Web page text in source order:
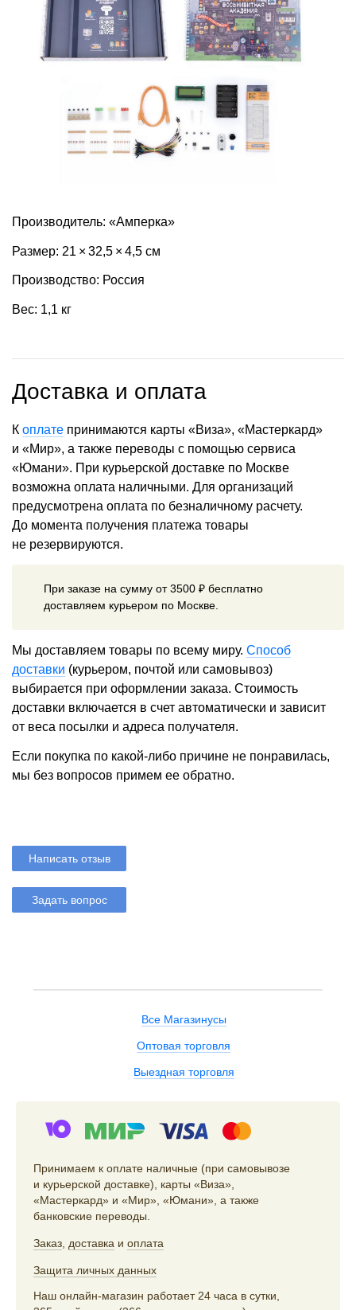
Производитель: «Амперка»
Размер: 21 × 32,5 × 4,5 см
Производство: Россия
Вес: 1,1 кг
Доставка и оплата
К оплате принимаются карты «Виза», «Мастеркард»
и «Мир», а также переводы с помощью сервиса
«Юмани». При курьерской доставке по Москве
возможна оплата наличными. Для организаций
предусмотрена оплата по безналичному расчету.
До момента получения платежа товары
не резервируются.
При заказе на сумму от 3500 ₽ бесплатно
доставляем курьером по Москве.
Мы доставляем товары по всему миру. Способ
доставки (курьером, почтой или самовывоз)
выбирается при оформлении заказа. Стоимость
доставки включается в счет автоматически и зависит
от веса посылки и адреса получателя.
Если покупка по какой-либо причине не понравилась,
мы без вопросов примем ее обратно.
Написать отзыв
Задать вопрос
Все Магазинусы
Оптовая торговля
Выездная торговля
Принимаем к оплате наличные (при самовывозе
и курьерской доставке), карты «Виза»,
«Мастеркард» и «Мир», «Юмани», а также
банковские переводы.
Заказ доставка и оплата
Защита личных данных
Наш онлайн-магазин работает 24 часа в сутки,